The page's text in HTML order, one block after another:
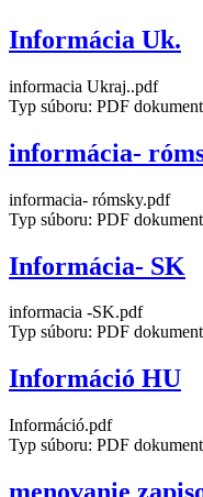
Informácia Uk.
informacia Ukraj..pdf
Typ súboru: PDF
informácia-
informacia- rómsky.pdf
Typ súboru: PDF
Informácia- SK
informacia -SK.pdf
Typ súboru: PDF
Információ HU
Információ.pdf
Typ súboru: PDF